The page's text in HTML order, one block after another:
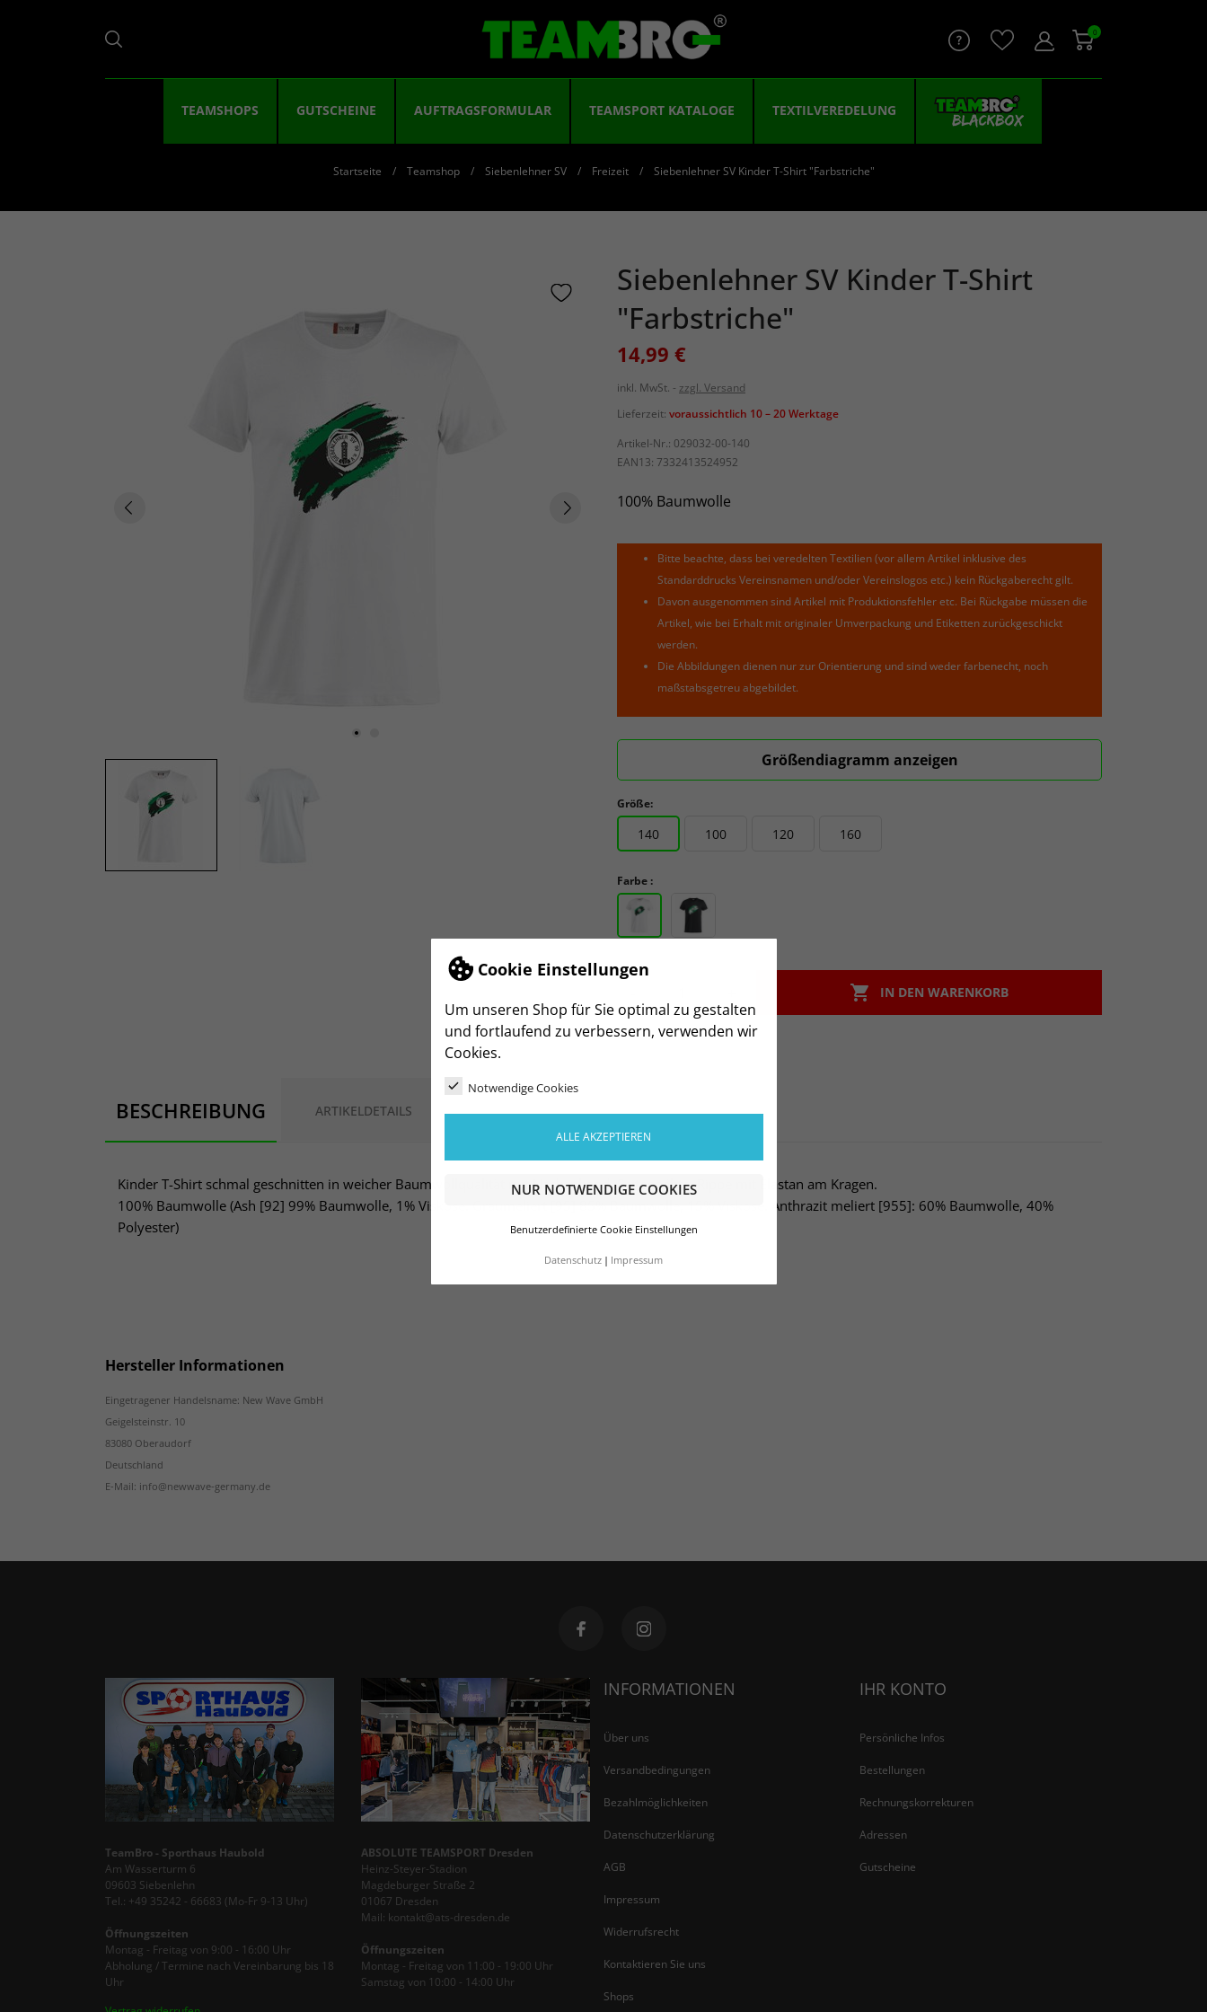
Cookie Einstellungen
Um unseren Shop für Sie optimal zu gestalten
und fortlaufend zu verbessern, verwenden wir
Cookies.
Notwendige Cookies
ALLE AKZEPTIEREN
NUR NOTWENDIGE COOKIES
Benutzerdefinierte Cookie Einstellungen
Datenschutz Impressum
0
TEAMSHOPS GUTSCHEINE AUFTRAGSFORMULAR TEAMSPORT KATALOGE TEXTILVEREDELUNG
Startseite Teamshop Siebenlehner SV Freizeit Siebenlehner SV Kinder T-Shirt "Farbstriche"
Siebenlehner SV Kinder T-Shirt
"Farbstriche"
14,99 €
inkl. MwSt.
zzgl. Versand
Lieferzeit: voraussichtlich 10 – 20 Werktage
Artikel-Nr.: 029032-00-140
EAN13: 7332413524952
100% Baumwolle
Bitte beachte, dass bei veredelten Textilien (vor allem Artikel inklusive des
Standarddrucks Vereinsnamen und/oder Vereinslogos etc.) kein Rückgaberecht gilt.
Davon ausgenommen sind Artikel mit Produktionsfehler etc. Bei Rückgabe müssen die
Artikel, wie bei Erhalt mit originaler Umverpackung und Etiketten zurückgeschickt
werden.
Die Abbildungen dienen nur zur Orientierung und sind weder farbenecht, noch
maßstabsgetreu abgebildet.
Größendiagramm anzeigen
Größe:
140 100 120 160
Farbe :
 IN DEN WARENKORB
BESCHREIBUNG ARTIKELDETAILS
Kinder T-Shirt schmal geschnitten in weicher Baumwollqualität mit Nackenband, Seitennähte, Rippe mit Elastan am Kragen.
100% Baumwolle (Ash [92] 99% Baumwolle, 1% Viskose. Graumeliert [95] 85% Baumwolle, 15% Viskose. Anthrazit meliert [955]: 60% Baumwolle, 40%
Polyester)
Hersteller Informationen
Eingetragener Handelsname: New Wave GmbH
Geigelsteinstr. 10
83080 Oberaudorf
Deutschland
E-Mail: info@newwave-germany.de
TeamBro - Sporthaus Haubold
Am Wasserturm 6
09603 Siebenlehn
Tel.: +49 35242 - 66683 (Mo-Fr 9-13 Uhr)
Öffnungszeiten
Montag - Freitag von 9:00 - 16:00 Uhr
Abholung / Termine nach Vereinbarung bis 18
Uhr
ABSOLUTE TEAMSPORT Dresden
Heinz-Steyer-Stadion
Magdeburger Straße 2
01067 Dresden
Mail: kontakt@ats-dresden.de
Öffnungszeiten
Montag - Freitag von 11:00 - 19:00 Uhr
Samstag von 10:00 - 14:00 Uhr
INFORMATIONEN
Über uns
Versandbedingungen
Bezahlmöglichkeiten
Datenschutzerklärung
AGB
Impressum
Widerrufsrecht
Kontaktieren Sie uns
Shops
IHR KONTO
Persönliche Infos
Bestellungen
Rechnungskorrekturen
Adressen
Gutscheine